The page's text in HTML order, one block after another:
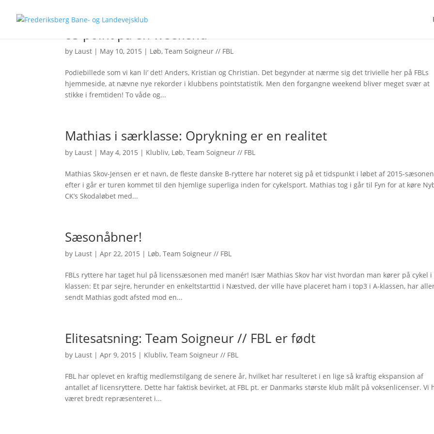
85 point på én weekend
by Laust | May 10, 2015 | Løb,Team Soigneur // FBL
Podiebillede som vi kan li’ det! Anders, Kristian og Christian. Det begynder at nærme sig det trivielle her på FBLs
hjemmeside, at nævne nye rekorder i klubbens pointstatistik. Men den forgangne weekend bliver meget svær at
stikke i fremtiden! To våde og...
Mathias i særklasse: Oprykning er en realitet
by Laust | May 4, 2015 | Klubliv, Løb,Team Soigneur // FBL
Mathias Skov-Jensen er et navn, de fleste danske B-ryttere har noteret sig på et tidspunkt i løbet af 2015-
efter i går er turen kommet til den hjemlige superliga inden for cykelsport. Mathias tog i går til Fyn for at køre
CK’s Skodaløbet med...
Sæsonåbner!
by Laust |Apr 22, 2015 | Løb,Team Soigneur // FBL
FBLs ryttere har taget hul på licenssæsonen med manér! Især Mathias Skov har vist hvordan man kører på cykel i
klassen: Et par sejre, herunder en enkeltstarttid i Næstved, der ville have placeret ham i top3 i A-klassen, har
sendt Mathias godt afsted mod en...
Elitesatsning: Team Soigneur // FBL er født
by Laust |Apr 9, 2015 | Klubliv,Team Soigneur // FBL
FBL har oplevet en kraftig medlemstilgang de senere år, hvilket har resulteret i en lige så kraftig ekspansion af
antallet af licensryttere. Dette har faktisk bevirket, at FBL pt. er Danmarks største klub målt på voksenlicenser. Vi
været bredt repræsenteret i...